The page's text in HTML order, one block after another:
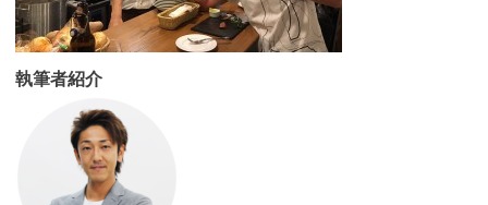
執筆者紹介